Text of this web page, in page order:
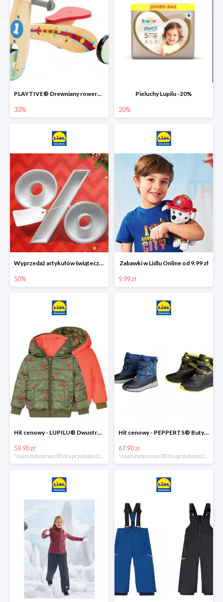
PLAYTIVE® Drewniany rowerek biegowy -33%
33%
Pieluchy Lupilu -20%
20%
Wyprzedaż artykułów świątecznych w Lidlu Online
50%
Zabawki w Lidlu Online od 9.99 zł
9.99 zł
Hit cenowy - LUPILU® Dwustronna kurtka dziecięca z polarem
59.90 zł
*najniższa cena z 30 dni przed obniżką
Hit cenowy - PEPPERTS® Buty zimowe chłopięce
67.90 zł
*najniższa cena z 30 dni przed obniżką